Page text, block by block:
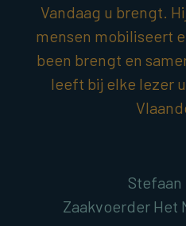
Vandaag u brengt.
mensen mobiliseert
been brengt en
leeft bij elke lezer
Stefaan
Zaakvoerder Het